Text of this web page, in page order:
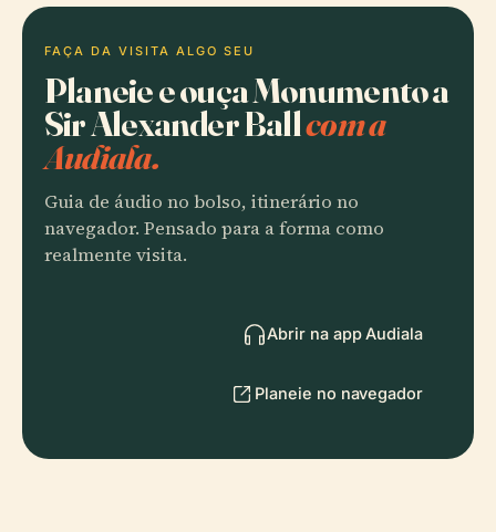
FAÇA DA VISITA ALGO SEU
Planeie e ouça Monumento a
Sir Alexander Ballcom a
Audiala.
Guia de áudio no bolso, itinerário no
navegador. Pensado para a forma como
realmente visita.
Abrir na app Audiala
Planeie no navegador